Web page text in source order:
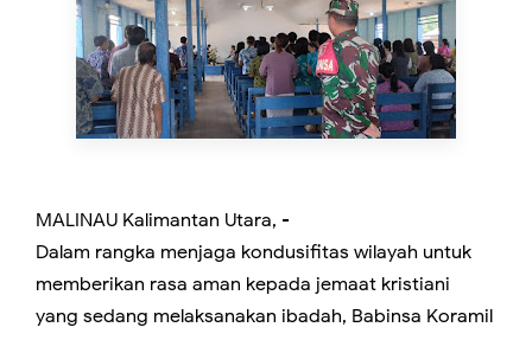
MALINAU Kalimantan Utara, -
Dalam rangka menjaga kondusifitas wilayah untuk
memberikan rasa aman kepada jemaat kristiani
yang sedang melaksanakan ibadah, Babinsa Koramil